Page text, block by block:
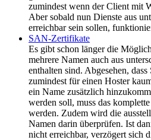
zumindest wenn der Client mit
Aber sobald nun Dienste aus
erreichbar sein sollen,
SAN-Zertifikate
Es gibt schon länger die
mehrere Namen auch aus
enthalten sind. Abgesehen,
zumindest für einen Hoster
ein Name zusätzlich
werden soll, muss das
werden. Zudem wird die
Namen darin überprüfen. Ist
nicht erreichbar, verzögert sich